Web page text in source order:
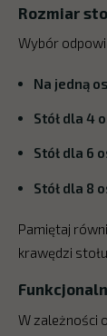
Rozmiar
Wybór
Na jedną
Stół dla 4
Stół dla 6
Stół dla 8
Pamiętaj
krawędzi
W zależności